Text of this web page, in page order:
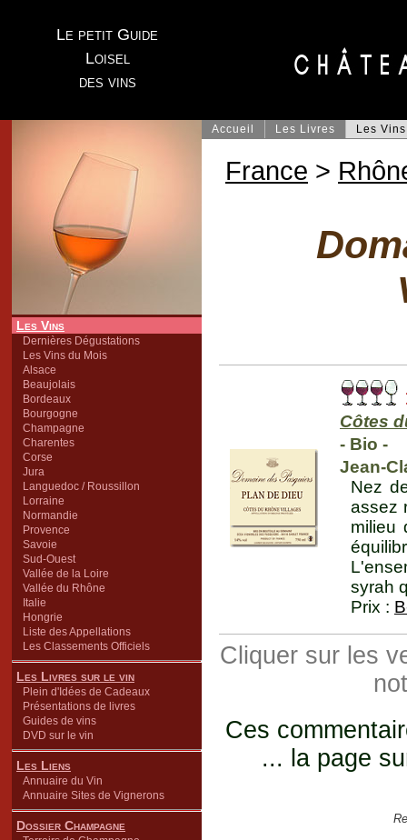
Le petit Guide
Loisel
des vins
Les Vins
Dernières Dégustations
Les Vins du Mois
Alsace
Beaujolais
Bordeaux
Bourgogne
Champagne
Charentes
Corse
Jura
Languedoc / Roussillon
Lorraine
Normandie
Provence
Savoie
Sud-Ouest
Vallée de la Loire
Vallée du Rhône
Italie
Hongrie
Liste des Appellations
Les Classements Officiels
Les Livres sur le vin
Plein d'Idées de Cadeaux
Présentations de livres
Guides de vins
DVD sur le vin
Les Liens
Annuaire du Vin
Annuaire Sites de Vignerons
Dossier Champagne
Accueil Les Livres Les Vins
France >
Côtes
- Bio -
Jean-
Nez
assez
milieu
syrah
Prix :
Cliquer sur les
Ces
... la page